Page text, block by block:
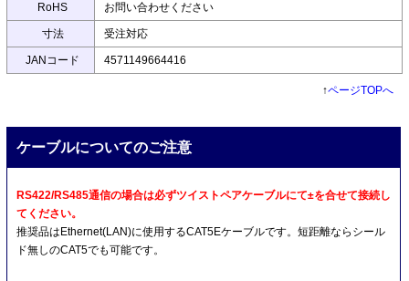
RoHS お問い合わせください
寸法 受注対応
JANコード 4571149664416
↑ページTOPへ
ケーブルについてのご注意
RS422/RS485通信の場合は必ずツイストペアケーブルにて±を合せて接続し
てください。
推奨品はEthernet(LAN)に使用するCAT5Eケーブルです。短距離ならシール
ド無しのCAT5でも可能です。